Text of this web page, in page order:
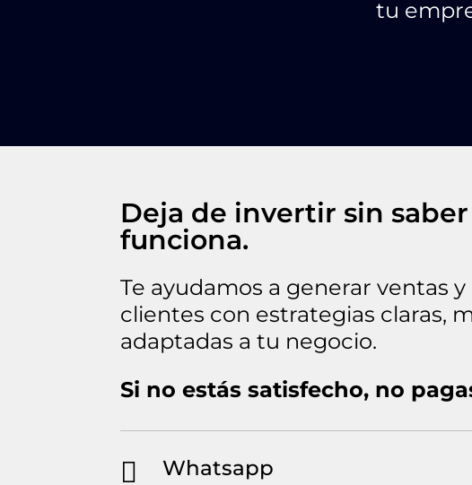
tu
Deja de invertir sin saber
funciona.
Te ayudamos a generar ventas y
clientes con estrategias claras,
adaptadas a tu negocio.
Si no estás satisfecho, no
 Whatsapp